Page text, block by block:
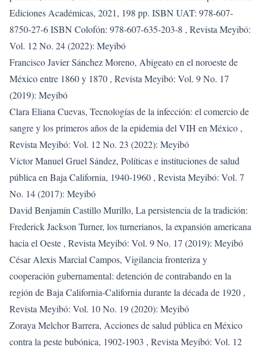
Ediciones Académicas, 2021, 198 pp. ISBN UAT: 978-607-
8750-27-6 ISBN Colofón: 978-607-635-203-8 , Revista Meyibó:
Vol. 12 No. 24 (2022): Meyibó
Francisco Javier Sánchez Moreno, Abigeato en el noroeste de
México entre 1860 y 1870 , Revista Meyibó: Vol. 9 No. 17
(2019): Meyibó
Clara Eliana Cuevas, Tecnologías de la infección: el comercio de
sangre y los primeros años de la epidemia del VIH en México ,
Revista Meyibó: Vol. 12 No. 23 (2022): Meyibó
Víctor Manuel Gruel Sández, Políticas e instituciones de salud
pública en Baja California, 1940-1960 , Revista Meyibó: Vol. 7
No. 14 (2017): Meyibó
David Benjamín Castillo Murillo, La persistencia de la tradición:
Frederick Jackson Turner, los turnerianos, la expansión americana
hacia el Oeste , Revista Meyibó: Vol. 9 No. 17 (2019): Meyibó
César Alexis Marcial Campos, Vigilancia fronteriza y
cooperación gubernamental: detención de contrabando en la
región de Baja California-California durante la década de 1920 ,
Revista Meyibó: Vol. 10 No. 19 (2020): Meyibó
Zoraya Melchor Barrera, Acciones de salud pública en México
contra la peste bubónica, 1902-1903 , Revista Meyibó: Vol. 12